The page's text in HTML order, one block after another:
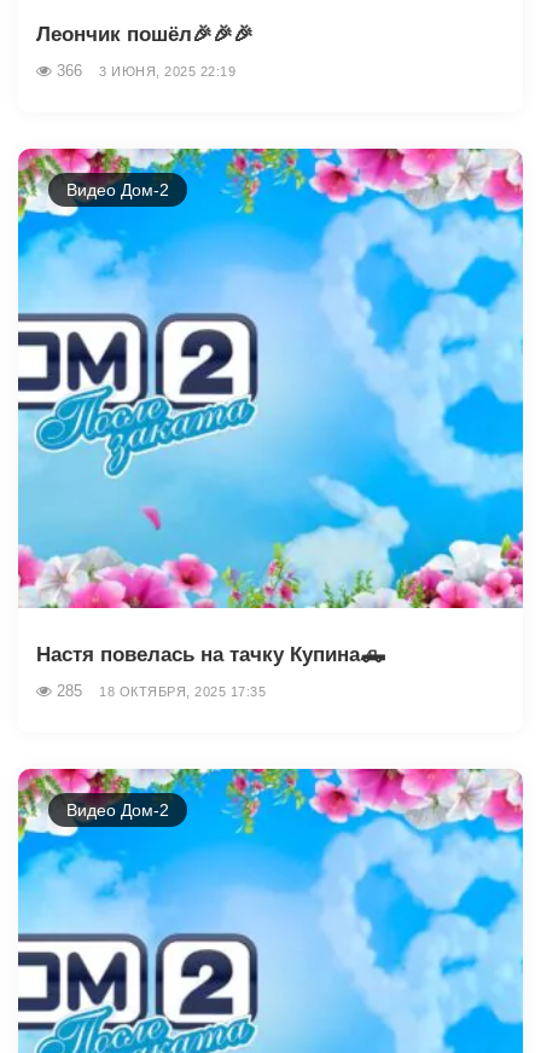
Леончик пошёл🎉🎉🎉
366 3 ИЮНЯ, 2025 22:19
Видео Дом-2
Настя повелась на тачку Купина🛻
285 18 ОКТЯБРЯ, 2025 17:35
Видео Дом-2